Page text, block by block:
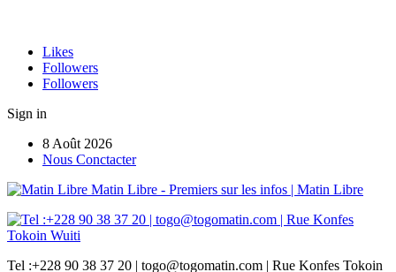
Likes
Followers
Followers
Sign in
8 Août 2026
Nous Conctacter
Matin Libre - Premiers sur les infos | Matin Libre
Tel :+228 90 38 37 20 | togo@togomatin.com | Rue Konfes Tokoin